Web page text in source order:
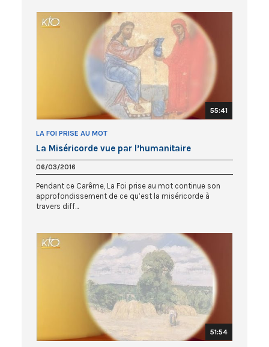
55:41
LA FOI PRISE AU MOT
La Miséricorde vue par l’humanitaire
06/03/2016
Pendant ce Carême, La Foi prise au mot continue son
approfondissement de ce qu’est la miséricorde à
travers diff...
51:54